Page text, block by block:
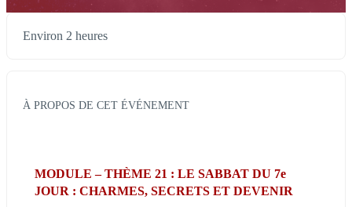
Environ 2 heures
À PROPOS DE CET ÉVÉNEMENT
MODULE – THÈME 21 : LE SABBAT DU 7e
JOUR : CHARMES, SECRETS ET DEVENIR